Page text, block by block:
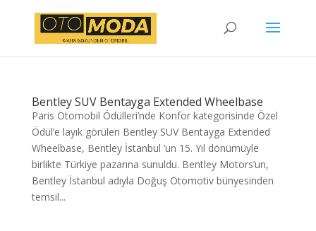
Bentley SUV Bentayga Extended Wheelbase
Paris Otomobil Ödülleri’nde Konfor kategorisinde Özel
Ödül’e layık görülen Bentley SUV Bentayga Extended
Wheelbase, Bentley İstanbul ’un 15. Yıl dönümüyle
birlikte Türkiye pazarına sunuldu. Bentley Motors’un,
Bentley İstanbul adıyla Doğuş Otomotiv bünyesinden
temsil...